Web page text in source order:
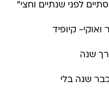
לפני שנתיים וחצי"
ואוקי- קיופיד
שנה
שנה בלי